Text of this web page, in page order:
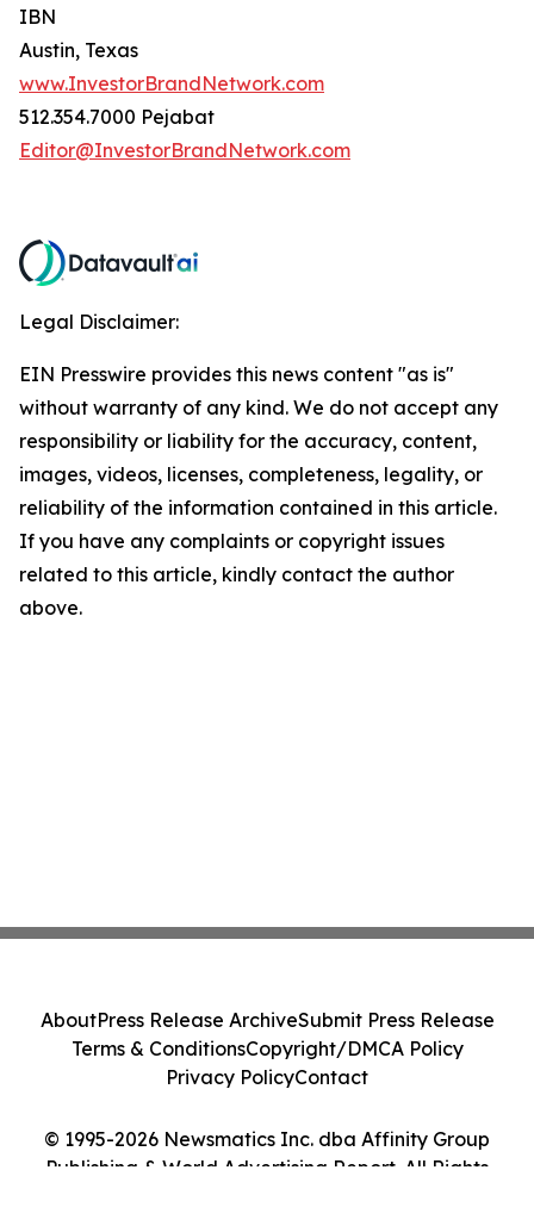
IBN
Austin, Texas
www.InvestorBrandNetwork.com
512.354.7000 Pejabat
Editor@InvestorBrandNetwork.com
Legal Disclaimer:
EIN Presswire provides this news content "as is"
without warranty of any kind. We do not accept any
responsibility or liability for the accuracy, content,
images, videos, licenses, completeness, legality, or
reliability of the information contained in this article.
If you have any complaints or copyright issues
related to this article, kindly contact the author
above.
© 1995-2026 Newsmatics Inc. dba Affinity Group
Publishing & World Advertising Report. All Rights
AboutPress Release ArchiveSubmit Press Release
Terms & ConditionsCopyright/DMCA Policy
Privacy PolicyContact